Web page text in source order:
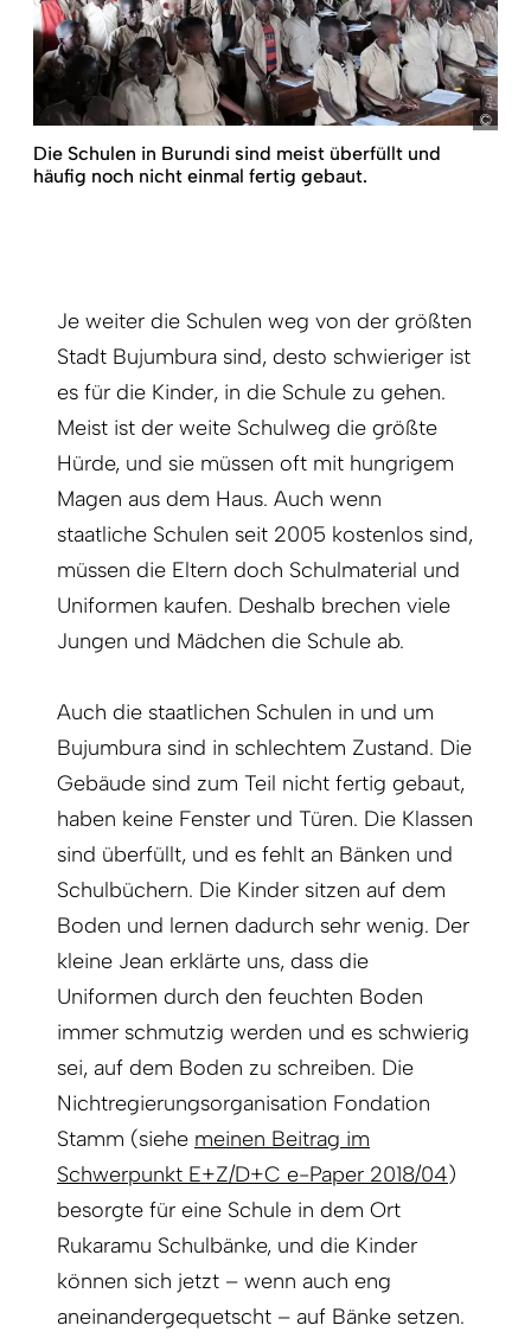
Die Schulen in Burundi sind meist überfüllt und
häufig noch nicht einmal fertig gebaut.
Je weiter die Schulen weg von der größten
Stadt Bujumbura sind, desto schwieriger ist
es für die Kinder, in die Schule zu gehen.
Meist ist der weite Schulweg die größte
Hürde, und sie müssen oft mit hungrigem
Magen aus dem Haus. Auch wenn
staatliche Schulen seit 2005 kostenlos sind,
müssen die Eltern doch Schulmaterial und
Uniformen kaufen. Deshalb brechen viele
Jungen und Mädchen die Schule ab.
Auch die staatlichen Schulen in und um
Bujumbura sind in schlechtem Zustand. Die
Gebäude sind zum Teil nicht fertig gebaut,
haben keine Fenster und Türen. Die Klassen
sind überfüllt, und es fehlt an Bänken und
Schulbüchern. Die Kinder sitzen auf dem
Boden und lernen dadurch sehr wenig. Der
kleine Jean erklärte uns, dass die
Uniformen durch den feuchten Boden
immer schmutzig werden und es schwierig
sei, auf dem Boden zu schreiben. Die
Nichtregierungsorganisation Fondation
Stamm (siehe meinen Beitrag im
Schwerpunkt E+Z/D+C e-Paper 2018/04)
besorgte für eine Schule in dem Ort
Rukaramu Schulbänke, und die Kinder
können sich jetzt – wenn auch eng
aneinandergequetscht – auf Bänke setzen.